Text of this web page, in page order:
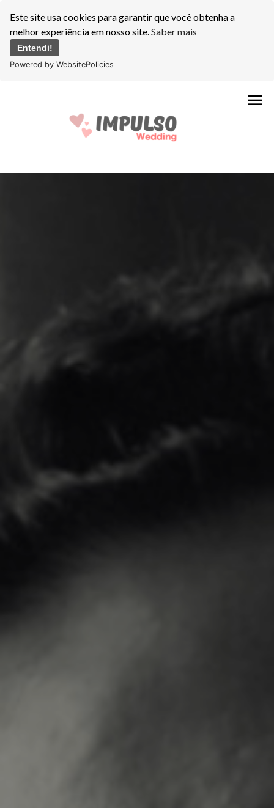
Este site usa cookies para garantir que você obtenha a
melhor experiência em nosso site.Saber mais
Entendi!
Powered by WebsitePolicies
menu